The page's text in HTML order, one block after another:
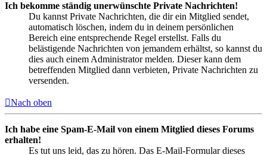
Ich bekomme ständig unerwünschte Private Nachrichten!
Du kannst Private Nachrichten, die dir ein Mitglied sendet,
automatisch löschen, indem du in deinem persönlichen
Bereich eine entsprechende Regel erstellst. Falls du
belästigende Nachrichten von jemandem erhältst, so kannst du
dies auch einem Administrator melden. Dieser kann dem
betreffenden Mitglied dann verbieten, Private Nachrichten zu
versenden.
Nach oben
Ich habe eine Spam-E-Mail von einem Mitglied dieses Forums
erhalten!
Es tut uns leid, das zu hören. Das E-Mail-Formular dieses